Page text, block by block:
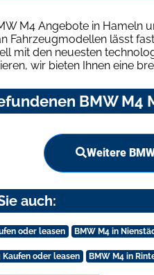
M4 Angebote in Hameln
Fahrzeugmodellen lässt
mit den neuesten
wir bieten Ihnen eine
BMW
Weitere
auch:
oder leasen BMW M4 in
oder leasen BMW M4 in